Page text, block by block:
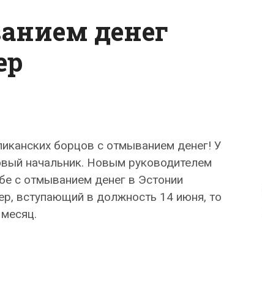
денег
борцов с отмыванием денег! У
начальник. Новым руководителем
с отмыванием денег в Эстонии
вступающий в должность 14 июня, то